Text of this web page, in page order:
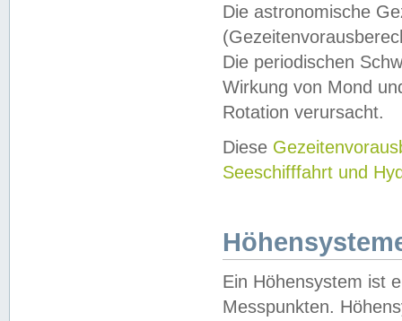
Die astronomische
Die periodischen
Wirkung von Mond
Rotation verursacht.
Diese
Seeschifffahrt und
Ein Höhensystem ist
Messpunkten.